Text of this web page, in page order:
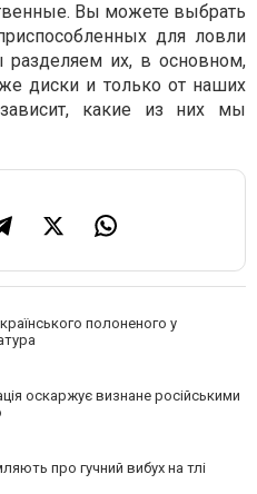
Вы можете выбрать
для ловли
их, в основном,
диски и только от наших
какие из них мы
полоненого у
оскаржує визнане російськими
про гучний вибух на тлі